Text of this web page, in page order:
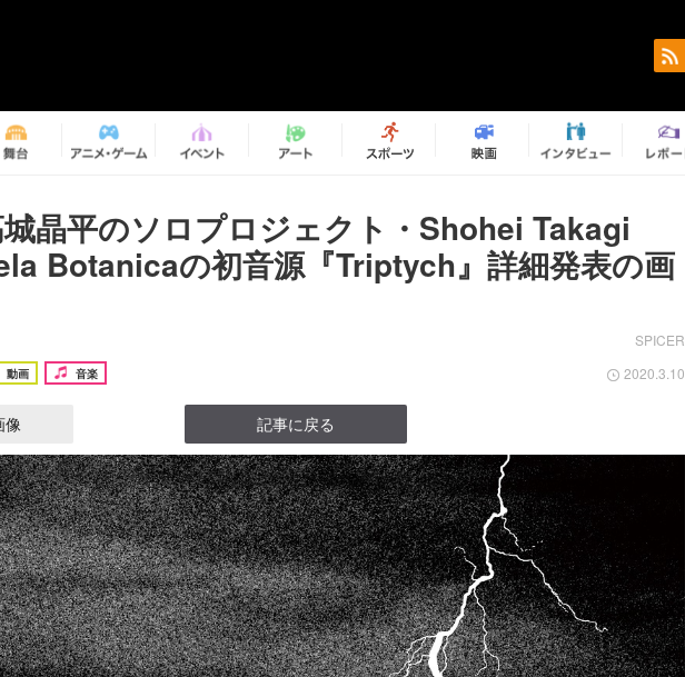
晶平のソロプロジェクト・Shohei Takagi
Botanicaの初音源『Triptych』詳細発表の画
SPICER
動画 音楽 2020.3.10
像 記事に戻る